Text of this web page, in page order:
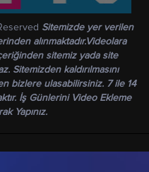
Sitemizde yer verilen
alınmaktadır.Videolara
sitemiz yada site
Sitemizden kaldırılmasını
bizlere ulasabilirsiniz. 7 ile 14
İş Günlerini Video Ekleme
Yapınız.